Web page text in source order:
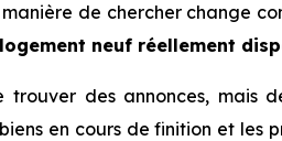
de chercher change
logement neuf réellement
des annonces, mais
en cours de finition et les